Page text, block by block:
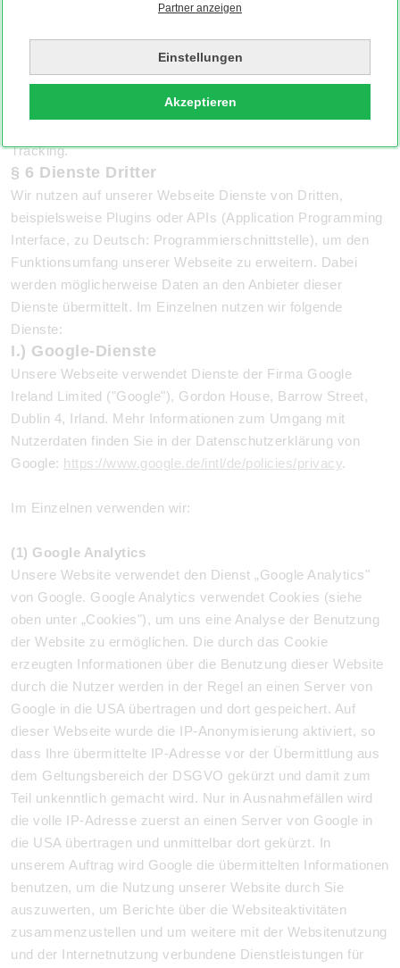
Partner anzeigen
Einstellungen
Akzeptieren
Ein solches Tracking ist zudem nicht möglich, wenn Sie in
Ihrem E-Mail-Programm die Anzeige von Bildern
standardmäßig deaktiviert haben. In diesem Fall wird Ihnen
der Newsletter nicht vollständig angezeigt und Sie können
eventuell nicht alle Funktionen nutzen. Wenn Sie die Bilder
Tracking.
§ 6 Dienste Dritter
Wir nutzen auf unserer Webseite Dienste von Dritten,
beispielsweise Plugins oder APIs (Application Programming
Interface, zu Deutsch: Programmierschnittstelle), um den
Funktionsumfang unserer Webseite zu erweitern. Dabei
werden möglicherweise Daten an den Anbieter dieser
Dienste übermittelt. Im Einzelnen nutzen wir folgende
Dienste:
I.) Google-Dienste
Unsere Webseite verwendet Dienste der Firma Google
Ireland Limited ("Google"), Gordon House, Barrow Street,
Dublin 4, Irland. Mehr Informationen zum Umgang mit
Nutzerdaten finden Sie in der Datenschutzerklärung von
Google: https://www.google.de/intl/de/policies/privacy.
Im Einzelnen verwenden wir:
(1) Google Analytics
Unsere Website verwendet den Dienst „Google Analytics"
von Google. Google Analytics verwendet Cookies (siehe
oben unter „Cookies"), um uns eine Analyse der Benutzung
der Website zu ermöglichen. Die durch das Cookie
erzeugten Informationen über die Benutzung dieser Website
durch die Nutzer werden in der Regel an einen Server von
Google in die USA übertragen und dort gespeichert. Auf
dieser Webseite wurde die IP-Anonymisierung aktiviert, so
dass Ihre übermittelte IP-Adresse vor der Übermittlung aus
dem Geltungsbereich der DSGVO gekürzt und damit zum
Teil unkenntlich gemacht wird. Nur in Ausnahmefällen wird
die volle IP-Adresse zuerst an einen Server von Google in
die USA übertragen und unmittelbar dort gekürzt. In
unserem Auftrag wird Google die übermittelten Informationen
benutzen, um die Nutzung unserer Website durch Sie
auszuwerten, um Berichte über die Websiteaktivitäten
zusammenzustellen und um weitere mit der Websitenutzung
und der Internetnutzung verbundene Dienstleistungen für